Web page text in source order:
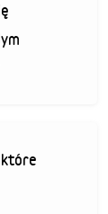
które